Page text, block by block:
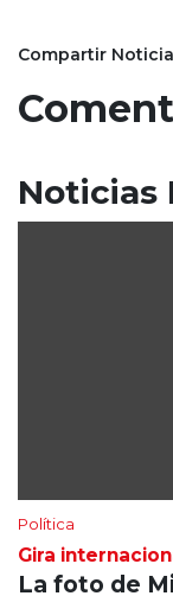
Compartir Noticia
Noticias
Política
Gira
La foto de